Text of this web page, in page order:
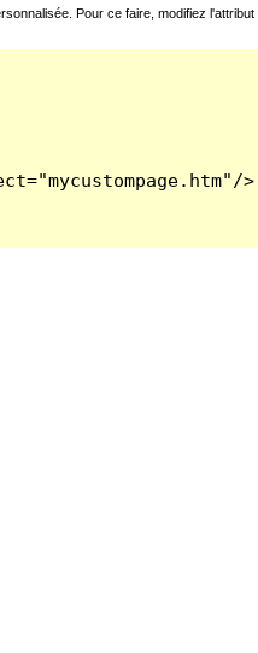
Pour ce faire, modifiez
>